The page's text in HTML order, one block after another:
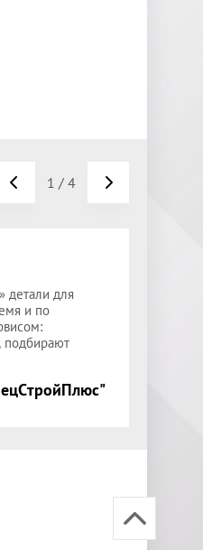
1 / 4
детали для
и по
подбирают